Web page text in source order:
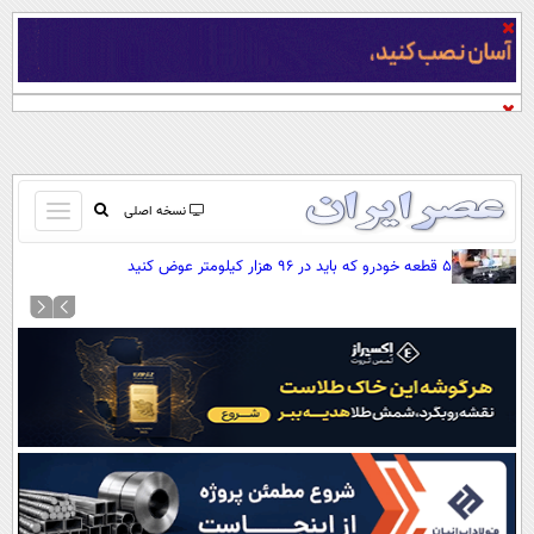
نسخه اصلی
باز
و
کردن
صفحه اول
آرشیو
نظرسنجی
آب و هوا
اوقات شرعی
سواد زندگی
۵ قطعه خودرو که باید در ۹۶ هزار کیلومتر عوض کنید